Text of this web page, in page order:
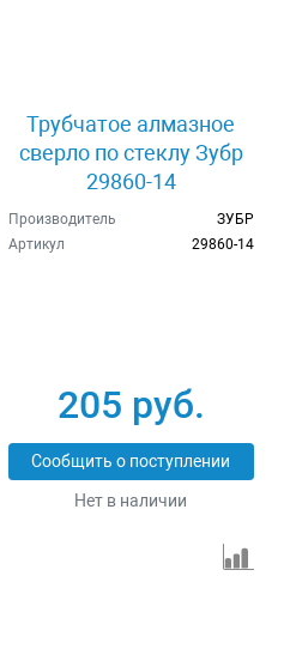
Трубчатое алмазное
сверло по стеклу Зубр
29860-14
Производитель
ЗУБР
Артикул
29860-14
205 руб.
Сообщить о поступлении
Нет в наличии